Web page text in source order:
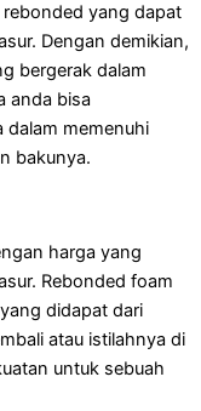
yang dapat
Dengan demikian,
bergerak dalam
anda bisa
dalam memenuhi
bakunya.
harga yang
Rebonded foam
didapat dari
atau istilahnya di
untuk sebuah